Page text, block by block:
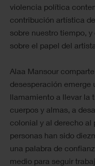
violencia política
contribución artística
sobre nuestro tiempo,
sobre el papel del
Alaa Mansour
desesperación emerge
llamamiento a llevar la
cuerpos y almas, a
colonial y al derecho al
personas han sido
una palabra de
medio para seguir